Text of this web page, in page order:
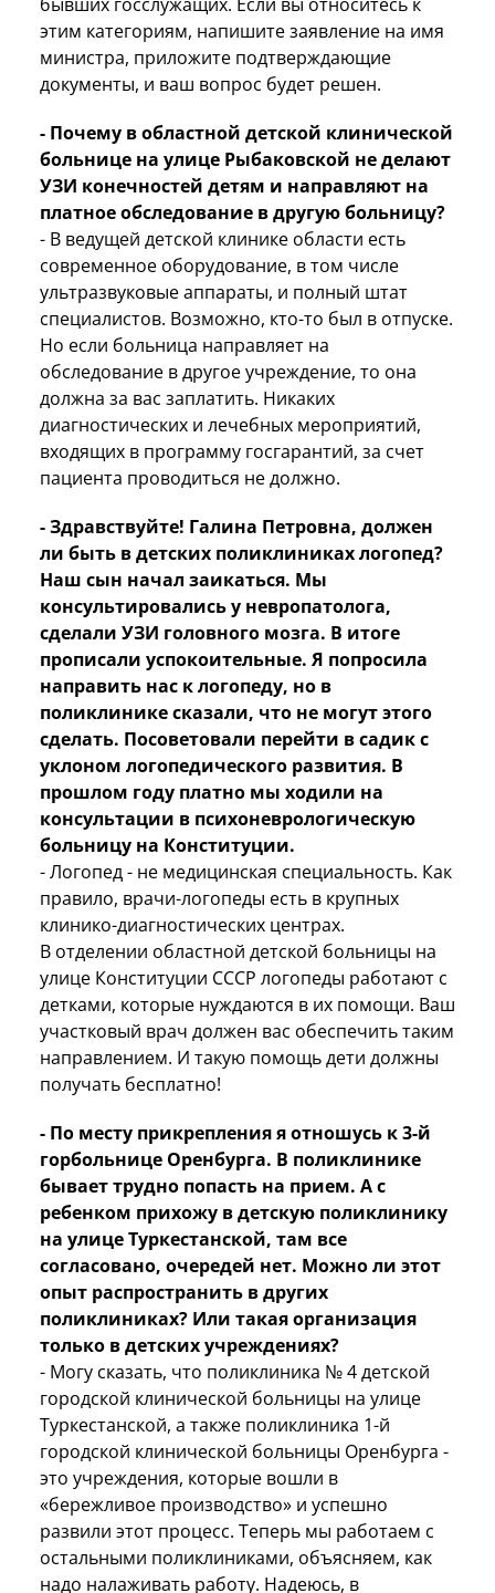
этим категориям, напишите заявление на имя
министра, приложите подтверждающие
документы, и ваш вопрос будет решен.
- Почему в областной детской клинической
больнице на улице Рыбаковской не делают
УЗИ конечностей детям и направляют на
платное обследование в другую больницу?
- В ведущей детской клинике области есть
современное оборудование, в том числе
ультразвуковые аппараты, и полный штат
специалистов. Возможно, кто-то был в отпуске.
Но если больница направляет на
обследование в другое учреждение, то она
должна за вас заплатить. Никаких
диагностических и лечебных мероприятий,
входящих в программу госгарантий, за счет
пациента проводиться не должно.
- Здравствуйте! Галина Петровна, должен
ли быть в детских поликлиниках логопед?
Наш сын начал заикаться. Мы
консультировались у невропатолога,
сделали УЗИ головного мозга. В итоге
прописали успокоительные. Я попросила
направить нас к логопеду, но в
поликлинике сказали, что не могут этого
сделать. Посоветовали перейти в садик с
уклоном логопедического развития. В
прошлом году платно мы ходили на
консультации в психоневрологическую
больницу на Конституции.
- Логопед - не медицинская специальность. Как
правило, врачи-логопеды есть в крупных
клинико-диагностических центрах.
В отделении областной детской больницы на
улице Конституции СССР логопеды работают с
детками, которые нуждаются в их помощи. Ваш
участковый врач должен вас обеспечить таким
направлением. И такую помощь дети должны
получать бесплатно!
- По месту прикрепления я отношусь к 3-й
горбольнице Оренбурга. В поликлинике
бывает трудно попасть на прием. А с
ребенком прихожу в детскую поликлинику
на улице Туркестанской, там все
согласовано, очередей нет. Можно ли этот
опыт распространить в других
поликлиниках? Или такая организация
только в детских учреждениях?
- Могу сказать, что поликлиника № 4 детской
городской клинической больницы на улице
Туркестанской, а также поликлиника 1-й
городской клинической больницы Оренбурга -
это учреждения, которые вошли в
«бережливое производство» и успешно
развили этот процесс. Теперь мы работаем с
остальными поликлиниками, объясняем, как
надо налаживать работу. Надеюсь, в